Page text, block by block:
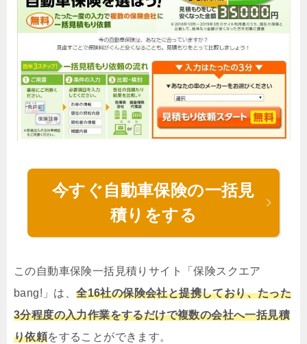
今すぐ自動車保険の一括見
積りをする
この自動車保険一括見積りサイト「保険スクエア
bang!」は、全16社の保険会社と提携しており、たった
3分程度の入力作業をするだけで複数の会社へ一括見積
り依頼をすることができます。